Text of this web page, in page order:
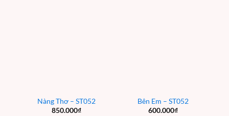
Nàng Thơ – ST052
850.000₫
Bên Em – ST052
600.000₫